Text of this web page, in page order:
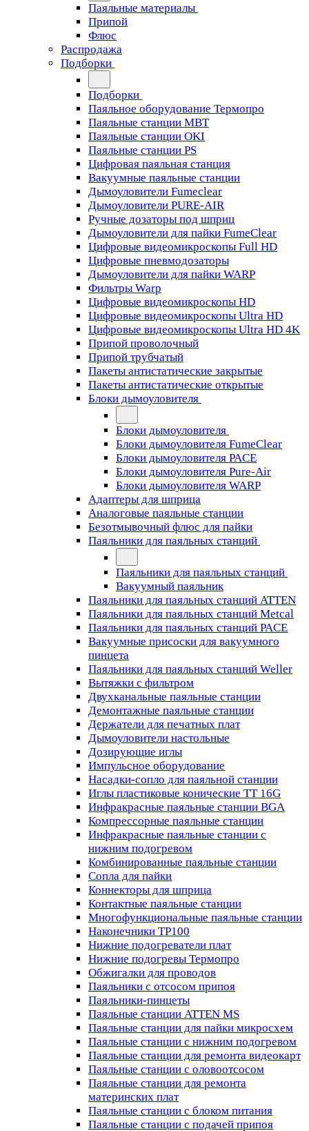
Паяльные материалы
Припой
Флюс
Распродажа
Подборки
Подборки
Паяльное оборудование Термопро
Паяльные станции MBT
Паяльные станции OKI
Паяльные станции PS
Цифровая паяльная станция
Вакуумные паяльные станции
Дымоуловители Fumeclear
Дымоуловители PURE-AIR
Ручные дозаторы под шприц
Дымоуловители для пайки FumeClear
Цифровые видеомикроскопы Full HD
Цифровые пневмодозаторы
Дымоуловители для пайки WARP
Фильтры Warp
Цифровые видеомикроскопы HD
Цифровые видеомикроскопы Ultra HD
Цифровые видеомикроскопы Ultra HD 4K
Припой проволочный
Припой трубчатый
Пакеты антистатические закрытые
Пакеты антистатические открытые
Блоки дымоуловителя
Блоки дымоуловителя
Блоки дымоуловителя FumeClear
Блоки дымоуловителя PACE
Блоки дымоуловителя Pure-Air
Блоки дымоуловителя WARP
Адаптеры для шприца
Аналоговые паяльные станции
Безотмывочный флюс для пайки
Паяльники для паяльных станций
Паяльники для паяльных станций
Вакуумный паяльник
Паяльники для паяльных станций ATTEN
Паяльники для паяльных станций Metcal
Паяльники для паяльных станций PACE
Вакуумные присоски для вакуумного
пинцета
Паяльники для паяльных станций Weller
Вытяжки с фильтром
Двухканальные паяльные станции
Демонтажные паяльные станции
Держатели для печатных плат
Дымоуловители настольные
Дозирующие иглы
Импульсное оборудование
Насадки-сопло для паяльной станции
Иглы пластиковые конические TT 16G
Инфракрасные паяльные станции BGA
Компрессорные паяльные станции
Инфракрасные паяльные станции с
нижним подогревом
Комбинированные паяльные станции
Сопла для пайки
Коннекторы для шприца
Контактные паяльные станции
Многофункциональные паяльные станции
Наконечники TP100
Нижние подогреватели плат
Нижние подогревы Термопро
Обжигалки для проводов
Паяльники с отсосом припоя
Паяльники-пинцеты
Паяльные станции ATTEN MS
Паяльные станции для пайки микросхем
Паяльные станции с нижним подогревом
Паяльные станции для ремонта видеокарт
Паяльные станции с оловоотсосом
Паяльные станции для ремонта
материнских плат
Паяльные станции с блоком питания
Паяльные станции с подачей припоя